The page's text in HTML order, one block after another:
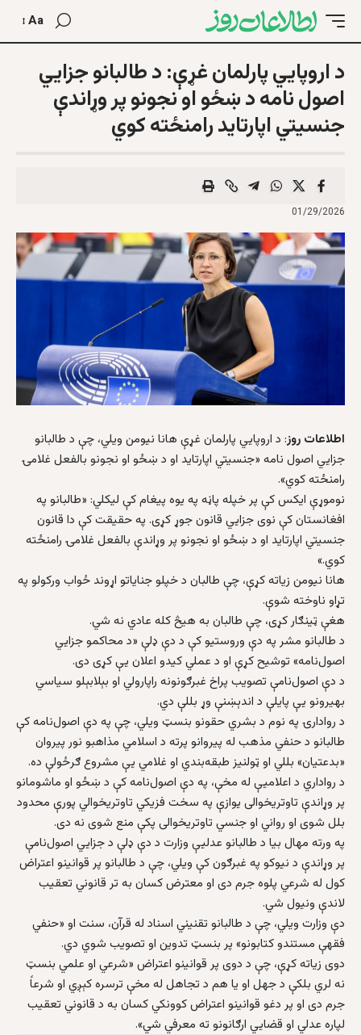
Aa
د اروپايي پارلمان غړې: د طالبانو جزایي
اصول نامه د ښځو او نجونو پر وړاندې
جنسیتي اپارتاید رامنځته کوي
01/29/2026
اطلاعات روز: د اروپايي پارلمان غړې هانا نیومن ویلي، چې د طالبانو
جزایي اصول نامه «جنسیتي اپارتاید او د ښځو او نجونو بالفعل غلامۍ
رامنځته کوي».
نوموړې ایکس کې پر خپله پاڼه په یوه پیغام کې لیکلي: «طالبانو په
افغانستان کې نوی جزایي قانون جوړ کړی. په حقیقت کې دا قانون
جنسیتي اپارتاید او د ښځو او نجونو پر وړاندې بالفعل غلامۍ رامنځته
کوي.»
هانا نیومن زیاته کړې، چې طالبان د خپلو جنایاتو اړوند ځواب ورکولو په
تړاو ناوخته شوې.
هغې ټینګار کړی، چې طالبان به هیڅ کله عادي نه شي.
د طالبانو مشر په دې وروستیو کې د دې ډلې «د محاکمو جزايي
اصول‌نامه» توشیح کړې او د عملي کیدو اعلان یې کړی دی.
د دې اصول‌نامې تصویب پراخ غبرګونونه راپارولي او بېلابېلو سیاسي
بهیرونو یې پایلې د اندېښنې وړ بللې دي.
د روادارۍ په نوم د بشري حقونو بنسټ ویلي، چې په دې اصول‌نامه کې
طالبانو د حنفي مذهب له پیروانو پرته د اسلامي مذاهبو نور پیروان
«بدعتيان» بللي او ټولنیز طبقه‌بندي او غلامي یې مشروع ګرځولې ده.
د رواداري د اعلامیې له مخې، په دې اصول‌نامه کې د ښځو او ماشومانو
پر وړاندې تاوتریخوالی یوازې په سخت فزیکي تاوتریخوالي پورې محدود
بلل شوی او رواني او جنسي تاوتریخوالی پکې منع شوی نه دی.
په ورته مهال بیا د طالبانو عدلیې وزارت د دې ډلې د جزايي اصول‌نامې
پر وړاندې د نیوکو په غبرګون کې ویلي، چې د طالبانو پر قوانینو اعتراض
کول له شرعي پلوه جرم دی او معترض کسان به تر قانوني تعقیب
لاندې ونیول شي.
دې وزارت ویلي، چې د طالبانو تقنیني اسناد له قرآن، سنت او «حنفي
فقهې مستندو کتابونو» پر بنسټ تدوین او تصویب شوي دي.
دوی زیاته کړې، چې د دوی پر قوانینو اعتراض «شرعي او علمي بنسټ
نه لري بلکې د جهل او یا هم د تجاهل له مخې ترسره کېږي او شرعاً
جرم دی او پر دغو قوانینو اعتراض کوونکي کسان به د قانوني تعقیب
لپاره عدلي او قضايي ارګانونو ته معرفي شي».